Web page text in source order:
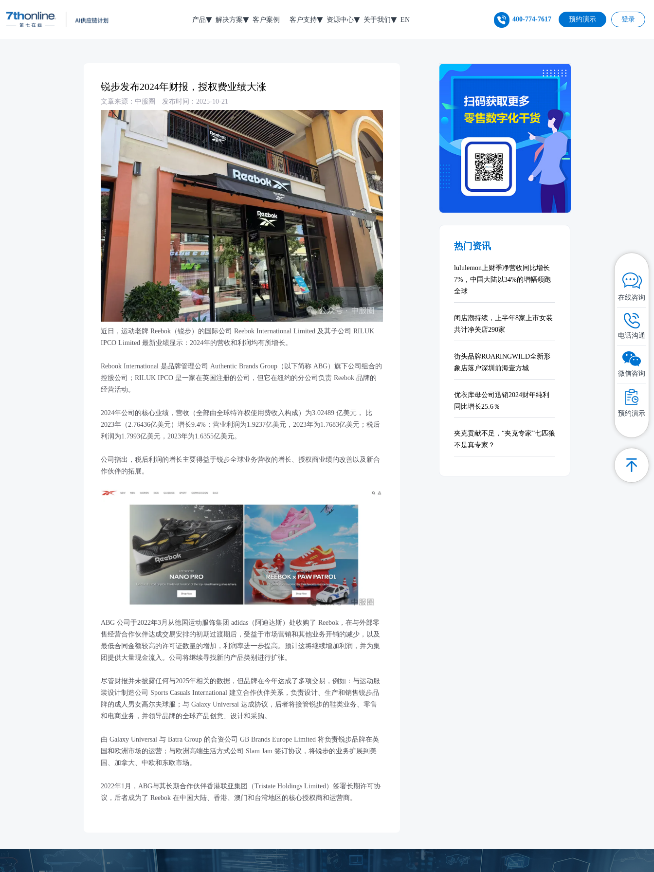
产品 解决方案 客户案例 客户支持 资源中心 关于我们 EN 400-774-7617 预约演示 登录
锐步发布2024年财报，授权费业绩大涨
文章来源：中服圈 发布时间：2025-10-21
近日，运动老牌 Reebok（锐步）的国际公司 Reebok International Limited 及其子公司 RILUK
IPCO Limited 最新业绩显示：2024年的营收和利润均有所增长。
Rebook International 是品牌管理公司 Authentic Brands Group（以下简称 ABG）旗下公司组合的
控股公司；RILUK IPCO 是一家在英国注册的公司，但它在纽约的分公司负责 Reebok 品牌的
经营活动。
2024年公司的核心业绩，营收（全部由全球特许权使用费收入构成）为3.02489 亿美元， 比
2023年（2.76436亿美元）增长9.4%；营业利润为1.9237亿美元，2023年为1.7683亿美元；税后
利润为1.7993亿美元，2023年为1.6355亿美元。
公司指出，税后利润的增长主要得益于锐步全球业务营收的增长、授权商业绩的改善以及新合
作伙伴的拓展。
ABG 公司于2022年3月从德国运动服饰集团 adidas（阿迪达斯）处收购了 Reebok，在与外部零
售经营合作伙伴达成交易安排的初期过渡期后，受益于市场营销和其他业务开销的减少，以及
最低合同金额较高的许可证数量的增加，利润率进一步提高。预计这将继续增加利润，并为集
团提供大量现金流入。公司将继续寻找新的产品类别进行扩张。
尽管财报并未披露任何与2025年相关的数据，但品牌在今年达成了多项交易，例如：与运动服
装设计制造公司 Sports Casuals International 建立合作伙伴关系，负责设计、生产和销售锐步品
牌的成人男女高尔夫球服；与 Galaxy Universal 达成协议，后者将接管锐步的鞋类业务、零售
和电商业务，并领导品牌的全球产品创意、设计和采购。
由 Galaxy Universal 与 Batra Group 的合资公司 GB Brands Europe Limited 将负责锐步品牌在英
国和欧洲市场的运营；与欧洲高端生活方式公司 Slam Jam 签订协议，将锐步的业务扩展到美
国、加拿大、中欧和东欧市场。
2022年1月，ABG与其长期合作伙伴香港联亚集团（Tristate Holdings Limited）签署长期许可协
议，后者成为了 Reebok 在中国大陆、香港、澳门和台湾地区的核心授权商和运营商。
热门资讯
lululemon上财季净营收同比增长
7%，中国大陆以34%的增幅领跑
全球
闭店潮持续，上半年8家上市女装
共计净关店290家
街头品牌ROARINGWILD全新形
象店落户深圳前海壹方城
优衣库母公司迅销2024财年纯利
同比增长25.6％
夹克贡献不足，“夹克专家”七匹狼
不是真专家？
在线咨询
电话沟通
微信咨询
预约演示